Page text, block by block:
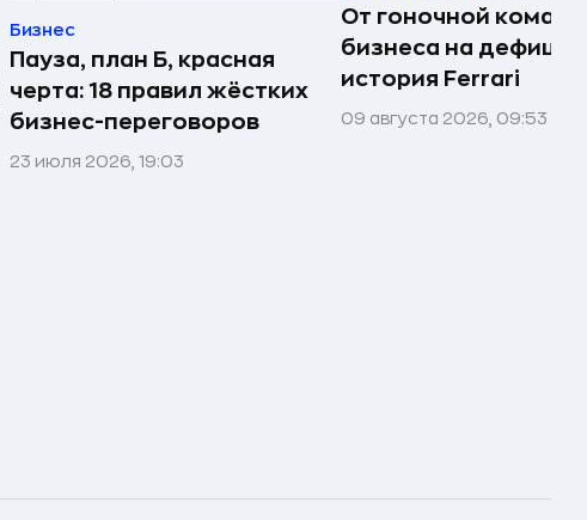
Бизнес
Пауза, план Б, красная
черта: 18 правил жёстких
бизнес-переговоров
23 июля 2026, 19:03
От гоночной
бизнеса на
история Ferrari
09 августа 2026, 09:53